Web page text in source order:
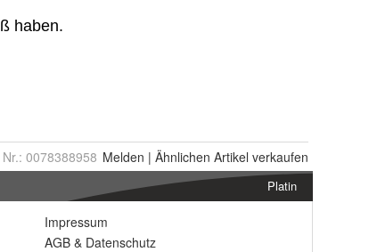
0078388958 Melden | Ähnlichen Artikel verkaufen
Platin
Impressum
AGB & Datenschutz